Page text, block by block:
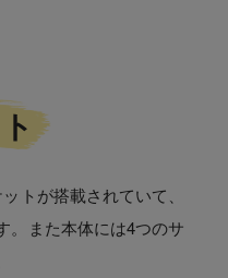
ト
トが搭載されていて、
。また本体には4つのサ